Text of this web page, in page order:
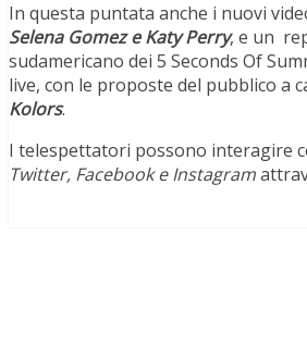
In questa puntata anche i nuovi
Selena Gomez e Katy Perry, e un
sudamericano dei 5 Seconds Of
live, con le proposte del pubblico a
Kolors.
I telespettatori possono interagire
Twitter, Facebook e Instagram